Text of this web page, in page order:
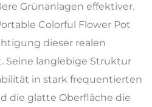
Grünanlagen effektiver.
Colorful Flower Pot
dieser realen
Seine langlebige Struktur
in stark frequentierten
die glatte Oberfläche die